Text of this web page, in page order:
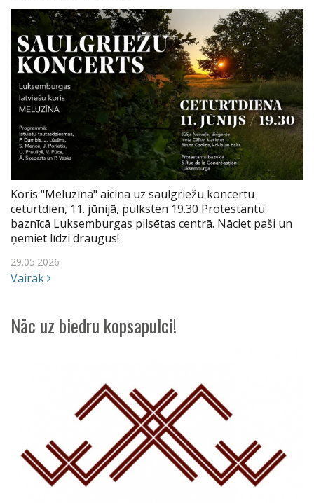
Koris "Meluzīna" aicina uz saulgriežu koncertu
ceturtdien, 11. jūnijā, pulksten 19.30 Protestantu
baznīcā Luksemburgas pilsētas centrā. Nāciet paši un
ņemiet līdzi draugus!
29.05.2026
Vairāk
Nāc uz biedru kopsapulci!